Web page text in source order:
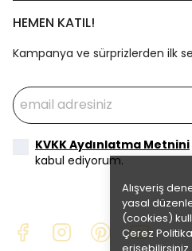
Alışveriş
yasal
(cookies)
Çerez
HEMEN KATIL!
Kampanya ve sürprizlerden ilk
KVKK Aydınlatma Metnini
kabul ediyorum.